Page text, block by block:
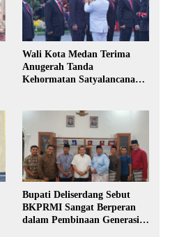
Wali Kota Medan Terima
Anugerah Tanda
Kehormatan Satyalancana
Bupati Deliserdang Sebut
BKPRMI Sangat Berperan
dalam Pembinaan Generasi